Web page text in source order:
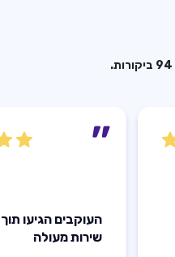
העוקבים הגיעו
שירות מעולה